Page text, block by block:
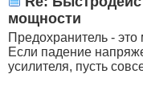
мощности
Предохранитель -
Если падение
усилителя, пусть